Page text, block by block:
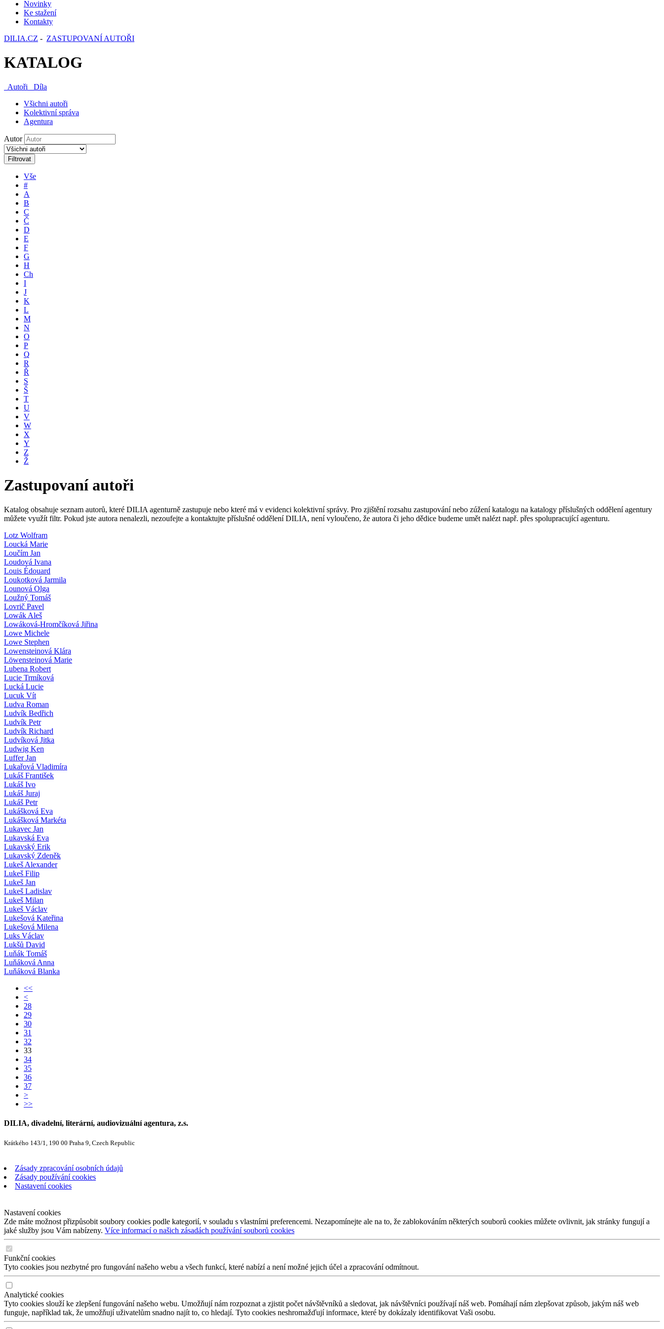
Novinky
Ke stažení
Kontakty
DILIA.CZ - ZASTUPOVANÍ AUTOŘI
KATALOG
Autoři
Díla
Všichni autoři
Kolektivní správa
Agentura
Autor
Filtrovat
Vše
#
A
B
C
Č
D
E
F
G
H
Ch
I
J
K
L
M
N
O
P
Q
R
Ř
S
Š
T
U
V
W
X
Y
Z
Ž
Zastupovaní autoři
Katalog obsahuje seznam autorů, které DILIA agenturně zastupuje nebo které má v evidenci kolektivní správy. Pro zjištění rozsahu zastupování nebo zúžení katalogu na katalogy příslušných oddělení agentury
můžete využít filtr. Pokud jste autora nenalezli, nezoufejte a kontaktujte příslušné oddělení DILIA, není vyloučeno, že autora či jeho dědice budeme umět nalézt např. přes spolupracující agenturu.
Lotz Wolfram
Loucká Marie
Loučím Jan
Loudová Ivana
Louis Édouard
Loukotková Jarmila
Lounová Olga
Loužný Tomáš
Lovrič Pavel
Lowák Aleš
Lowáková-Hromčíková Jiřina
Lowe Michele
Lowe Stephen
Lowensteinová Klára
Löwensteinová Marie
Lubena Robert
Lucie Trmíková
Lucká Lucie
Lucuk Vít
Ludva Roman
Ludvík Bedřich
Ludvík Petr
Ludvík Richard
Ludvíková Jitka
Ludwig Ken
Luffer Jan
Lukařová Vladimíra
Lukáš František
Lukáš Ivo
Lukáš Juraj
Lukáš Petr
Lukášková Eva
Lukášková Markéta
Lukavec Jan
Lukavská Eva
Lukavský Erik
Lukavský Zdeněk
Lukeš Alexander
Lukeš Filip
Lukeš Jan
Lukeš Ladislav
Lukeš Milan
Lukeš Václav
Lukešová Kateřina
Lukešová Milena
Luks Václav
Lukšů David
Luňák Tomáš
Luňáková Anna
Luňáková Blanka
<<
<
28
29
30
31
32
33
34
35
36
37
>
>>
DILIA, divadelní, literární, audiovizuální agentura, z.s.
Krátkého 143/1, 190 00 Praha 9, Czech Republic
Zásady zpracování osobních údajů
Zásady používání cookies
Nastavení cookies
Nastavení cookies
Zde máte možnost přizpůsobit soubory cookies podle kategorií, v souladu s vlastními preferencemi. Nezapomínejte ale na to, že zablokováním některých souborů cookies můžete ovlivnit, jak stránky fungují a
jaké služby jsou Vám nabízeny. Více informací o našich zásadách používání souborů cookies
Funkční cookies
Tyto cookies jsou nezbytné pro fungování našeho webu a všech funkcí, které nabízí a není možné jejich účel a zpracování odmítnout.
Analytické cookies
Tyto cookies slouží ke zlepšení fungování našeho webu. Umožňují nám rozpoznat a zjistit počet návštěvníků a sledovat, jak návštěvníci používají náš web. Pomáhají nám zlepšovat způsob, jakým náš web
funguje, například tak, že umožňují uživatelům snadno najít to, co hledají. Tyto cookies neshromažďují informace, které by dokázaly identifikovat Vaši osobu.